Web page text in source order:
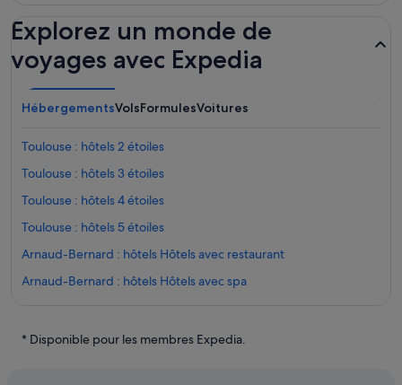
Explorez un monde de
voyages avec Expedia
HébergementsVolsFormulesVoitures
Toulouse : hôtels 2 étoiles
Toulouse : hôtels 3 étoiles
Toulouse : hôtels 4 étoiles
Toulouse : hôtels 5 étoiles
Arnaud-Bernard : hôtels Hôtels avec restaurant
Arnaud-Bernard : hôtels Hôtels avec spa
Capitole de Toulouse : hôtels à proximité
* Disponible pour les membres Expedia.